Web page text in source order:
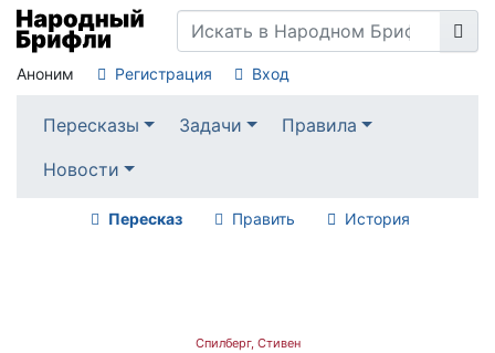
Аноним Регистрация Вход
Пересказы Задачи
Правила
Новости
Пересказ Править История
Спилберг, Стивен